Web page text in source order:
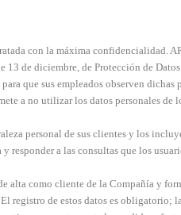
con la máxima confidencialidad.
de diciembre, de Protección de Datos
que sus empleados observen
a no utilizar los datos personales
personal de sus clientes y los
a las consultas que los
alta como cliente de la Compañía y
de estos datos es obligatorio;